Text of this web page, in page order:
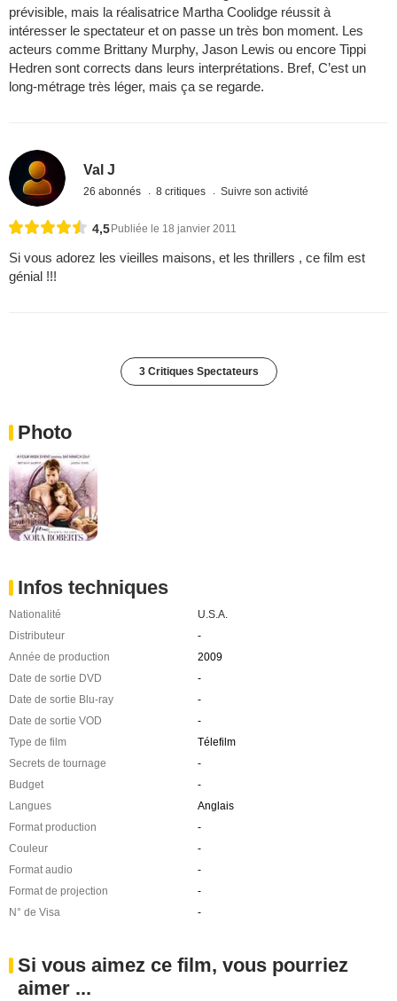
prévisible, mais la réalisatrice Martha Coolidge réussit à
intéresser le spectateur et on passe un très bon moment. Les
acteurs comme Brittany Murphy, Jason Lewis ou encore Tippi
Hedren sont corrects dans leurs interprétations. Bref, C’est un
long-métrage très léger, mais ça se regarde.
Val J
26 abonnés 8 critiques Suivre son activité
4,5Publiée le 18 janvier 2011
Si vous adorez les vieilles maisons, et les thrillers , ce film est
génial !!!
3 Critiques Spectateurs
Photo
Infos techniques
Nationalité
U.S.A.
Distributeur
-
Année de production
2009
Date de sortie DVD
-
Date de sortie Blu-ray
-
Date de sortie VOD
-
Type de film
Télefilm
Secrets de tournage
-
Budget
-
Langues
Anglais
Format production
-
Couleur
-
Format audio
-
Format de projection
-
N° de Visa
-
Si vous aimez ce film, vous pourriez
aimer ...